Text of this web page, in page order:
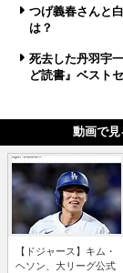
つげ義春さんと
は？
死去した丹羽宇
ど読書』ベスト
動画で見
【ドジャース】キム・
ヘソン、大リーグ公式